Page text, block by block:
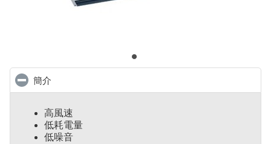
簡介
高風速
低耗電量
低噪音